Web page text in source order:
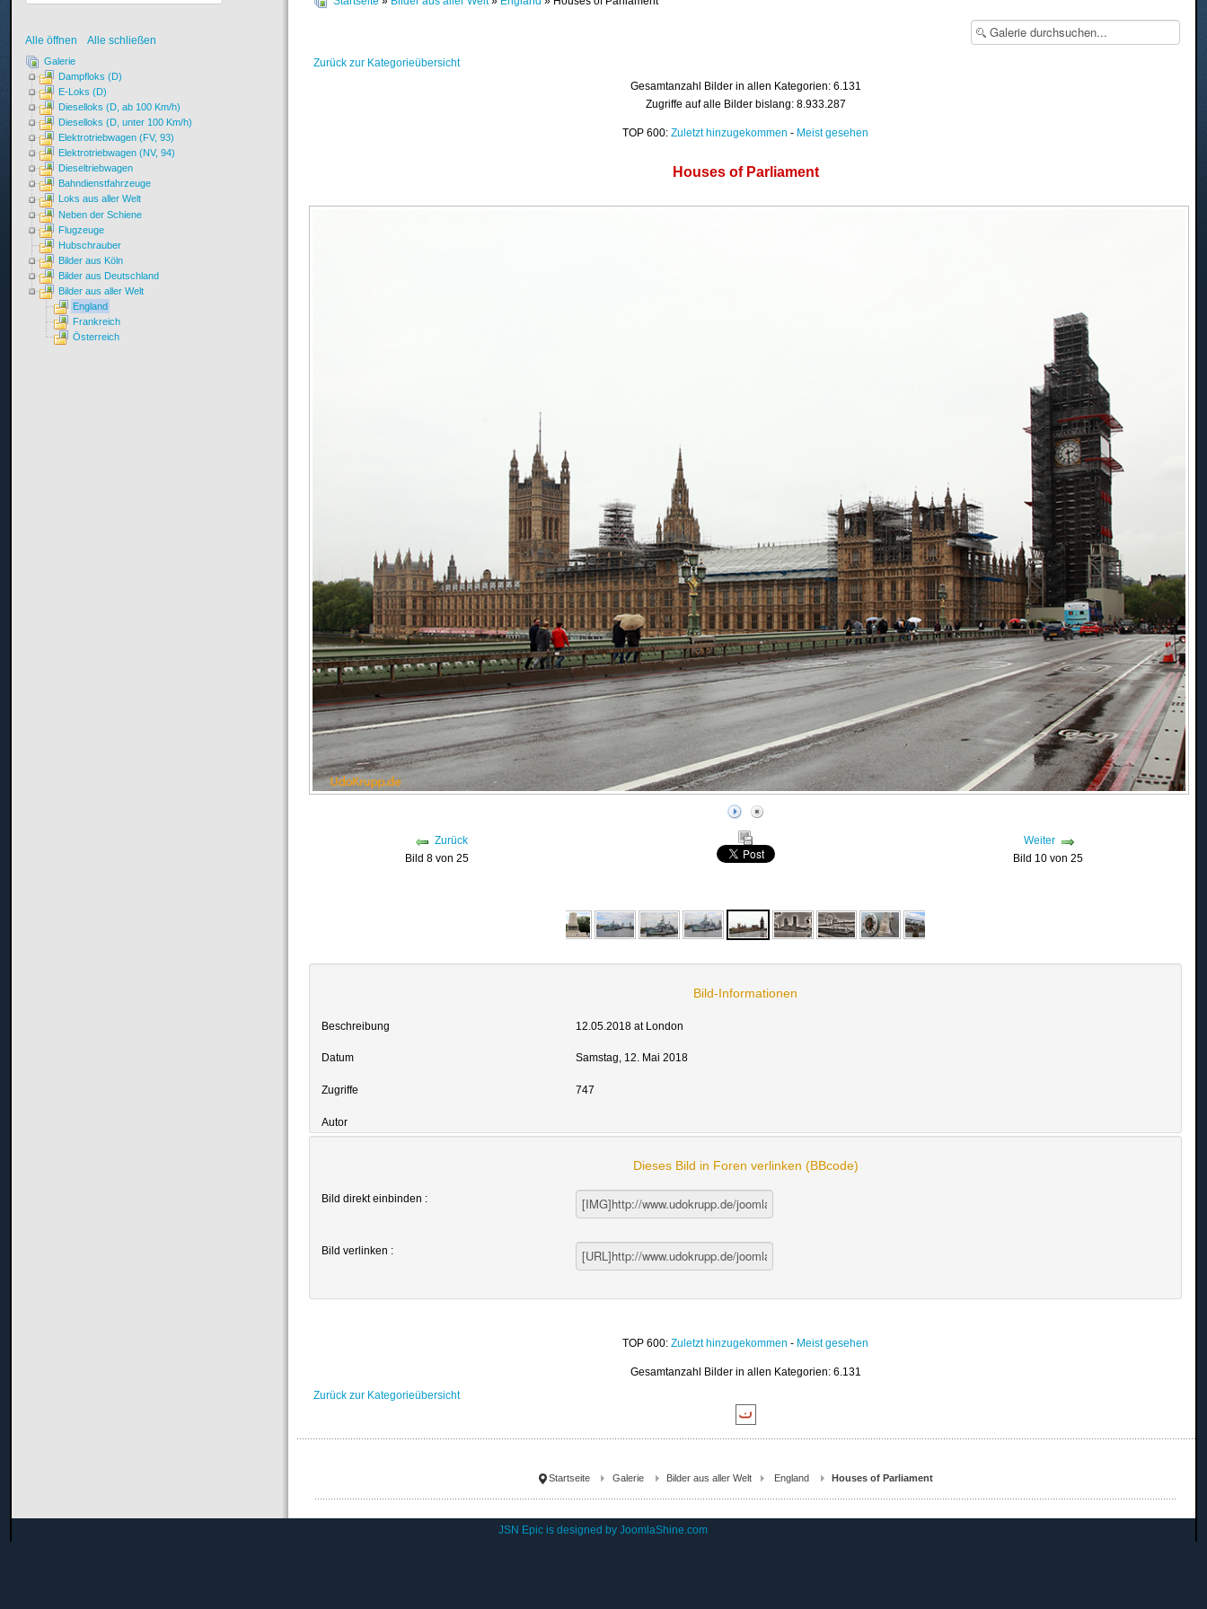
Zurück zur Kategorieübersicht
Gesamtanzahl Bilder in allen Kategorien: 6.131
Zugriffe auf alle Bilder bislang: 8.933.287
TOP 600:Zuletzt hinzugekommen - Meist gesehen
Houses of Parliament
Zurück
Bild 8 von 25
Weiter
Bild 10 von 25
Bild-Informationen
Beschreibung 12.05.2018 at London
Datum Samstag, 12. Mai 2018
Zugriffe 747
Autor
Dieses Bild in Foren verlinken (BBcode)
Bild direkt einbinden :
Bild verlinken :
TOP 600:Zuletzt hinzugekommen - Meist gesehen
Gesamtanzahl Bilder in allen Kategorien: 6.131
Zurück zur Kategorieübersicht
Startseite Galerie Bilder aus aller Welt England Houses of Parliament
Alle öffnen Alle schließen
Galerie
Dampfloks (D)
E-Loks (D)
Dieselloks (D, ab 100 Km/h)
Dieselloks (D, unter 100 Km/h)
Elektrotriebwagen (FV, 93)
Elektrotriebwagen (NV, 94)
Dieseltriebwagen
Bahndienstfahrzeuge
Loks aus aller Welt
Neben der Schiene
Flugzeuge
Hubschrauber
Bilder aus Köln
Bilder aus Deutschland
Bilder aus aller Welt
England
Frankreich
Österreich
JSN Epic is designed byJoomlaShine.com